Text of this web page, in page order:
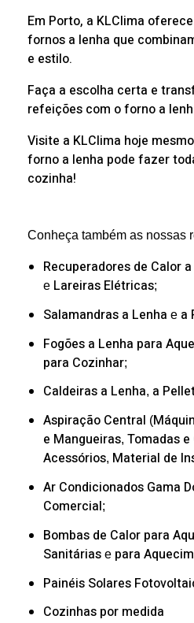
Em Porto, a KLClima
fornos a lenha que
e estilo.
Faça a escolha certa e
refeições com o forno a
Visite a KLClima hoje
forno a lenha pode fazer
cozinha!
Conheça também as nossas
Recuperadores de Calor
e Lareiras Elétricas;
Salamandras a Lenha e a
Fogões a Lenha para
para Cozinhar;
Caldeiras a Lenha, a
Aspiração Central (
e Mangueiras, Tomadas
Acessórios, Material de
Ar Condicionados Gama
Comercial;
Bombas de Calor para
Sanitárias e para
Painéis Solares
Cozinhas por medida